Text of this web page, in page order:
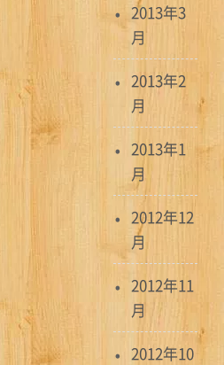
2013年3
月
2013年2
月
2013年1
月
2012年12
月
2012年11
月
2012年10